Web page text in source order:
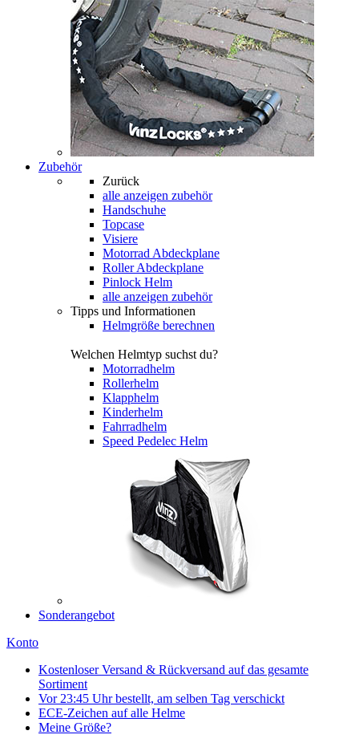
Zubehör
Zurück
alle anzeigen zubehör
Handschuhe
Topcase
Visiere
Motorrad Abdeckplane
Roller Abdeckplane
Pinlock Helm
alle anzeigen zubehör
Tipps und Informationen
Helmgröße berechnen
Welchen Helmtyp suchst du?
Motorradhelm
Rollerhelm
Klapphelm
Kinderhelm
Fahrradhelm
Speed Pedelec Helm
Sonderangebot
Konto
Kostenloser Versand & Rückversand auf das gesamte
Sortiment
Vor 23:45 Uhr bestellt, am selben Tag verschickt
ECE-Zeichen auf alle Helme
Meine Größe?